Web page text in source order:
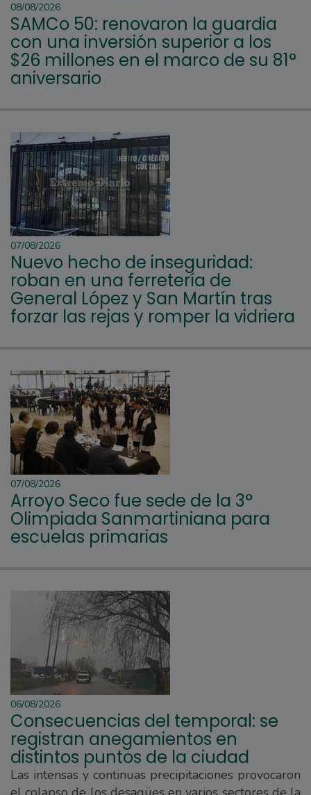
08/08/2026
SAMCo 50: renovaron la guardia
con una inversión superior a los
$26 millones en el marco de su 81°
aniversario
07/08/2026
Nuevo hecho de inseguridad:
roban en una ferretería de
General López y San Martín tras
forzar las rejas y romper la vidriera
07/08/2026
Arroyo Seco fue sede de la 3°
Olimpiada Sanmartiniana para
escuelas primarias
06/08/2026
Consecuencias del temporal: se
registran anegamientos en
distintos puntos de la ciudad
Las intensas y continuas precipitaciones provocaron